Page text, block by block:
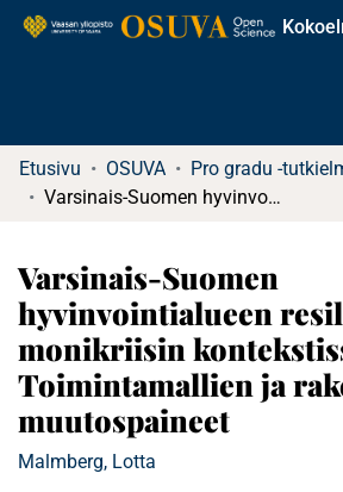
Etusivu OSUVA
Varsinais-Suomen hyvinvointialueen resilienssi monikriisin kontekstissa : Toimintamallien ja rakenteiden muutospaineet
Varsinais-Suomen
hyvinvointialueen
monikriisin
Toimintamallien ja
muutospaineet
Malmberg, Lotta